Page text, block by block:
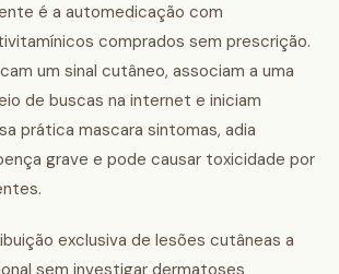
é a automedicação com
comprados sem prescrição.
um sinal cutâneo, associam a uma
de buscas na internet e iniciam
prática mascara sintomas, adia
grave e pode causar toxicidade por
exclusiva de lesões cutâneas a
sem investigar dermatoses